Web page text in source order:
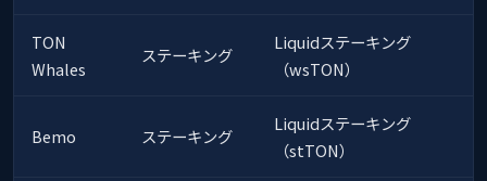
TON
Whales
ステーキング
Liquidステーキング
（wsTON）
Bemo ステーキング
Liquidステーキング
（stTON）